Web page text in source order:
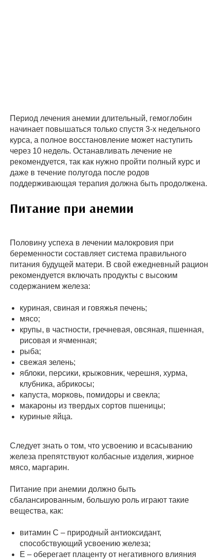
Период лечения анемии длительный, гемоглобин
начинает повышаться только спустя 3-х недельного
курса, а полное восстановление может наступить
через 10 недель. Останавливать лечение не
рекомендуется, так как нужно пройти полный курс и
даже в течение полугода после родов
поддерживающая терапия должна быть продолжена.
Питание при анемии
Половину успеха в лечении малокровия при
беременности составляет система правильного
питания будущей матери. В свой ежедневный рацион
рекомендуется включать продукты с высоким
содержанием железа:
куриная, свиная и говяжья печень;
мясо;
крупы, в частности, гречневая, овсяная, пшенная,
рисовая и ячменная;
рыба;
свежая зелень;
яблоки, персики, крыжовник, черешня, хурма,
клубника, абрикосы;
капуста, морковь, помидоры и свекла;
макароны из твердых сортов пшеницы;
куриные яйца.
Следует знать о том, что усвоению и всасыванию
железа препятствуют колбасные изделия, жирное
мясо, маргарин.
Питание при анемии должно быть
сбалансированным, большую роль играют такие
вещества, как:
витамин С – природный антиоксидант,
способствующий усвоению железа;
Е – оберегает плаценту от негативного влияния